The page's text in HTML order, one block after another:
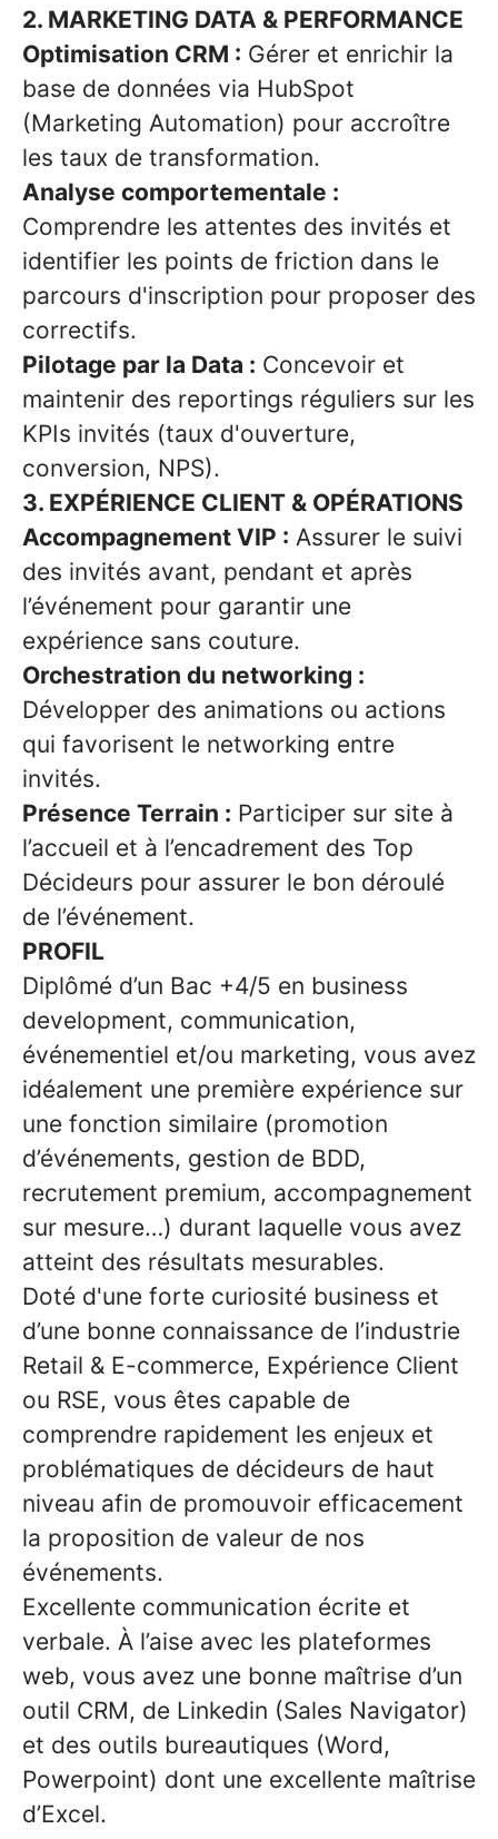
2. MARKETING DATA & PERFORMANCE
Optimisation CRM : Gérer et enrichir la
base de données via HubSpot
(Marketing Automation) pour accroître
les taux de transformation.
Analyse comportementale :
Comprendre les attentes des invités et
identifier les points de friction dans le
parcours d'inscription pour proposer des
correctifs.
Pilotage par la Data : Concevoir et
maintenir des reportings réguliers sur les
KPIs invités (taux d'ouverture,
conversion, NPS).
3. EXPÉRIENCE CLIENT & OPÉRATIONS
Accompagnement VIP : Assurer le suivi
des invités avant, pendant et après
l’événement pour garantir une
expérience sans couture.
Orchestration du networking :
Développer des animations ou actions
qui favorisent le networking entre
invités.
Présence Terrain : Participer sur site à
l’accueil et à l’encadrement des Top
Décideurs pour assurer le bon déroulé
de l’événement.
PROFIL
Diplômé d’un Bac +4/5 en business
development, communication,
événementiel et/ou marketing, vous avez
idéalement une première expérience sur
une fonction similaire (promotion
d’événements, gestion de BDD,
recrutement premium, accompagnement
sur mesure…) durant laquelle vous avez
atteint des résultats mesurables.
Doté d'une forte curiosité business et
d’une bonne connaissance de l’industrie
Retail & E-commerce, Expérience Client
ou RSE, vous êtes capable de
comprendre rapidement les enjeux et
problématiques de décideurs de haut
niveau afin de promouvoir efficacement
la proposition de valeur de nos
événements.
Excellente communication écrite et
verbale. À l’aise avec les plateformes
web, vous avez une bonne maîtrise d’un
outil CRM, de Linkedin (Sales Navigator)
et des outils bureautiques (Word,
Powerpoint) dont une excellente maîtrise
d’Excel.